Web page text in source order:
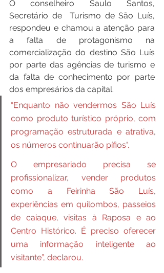
O conselheiro Saulo Santos,
Secretário de  Turismo de São Luís,
respondeu e chamou a atenção para
a falta de protagonismo na
comercialização do destino São Luís
por parte das agências de turismo e
da falta de conhecimento por parte
dos empresários da capital.
“Enquanto não vendermos São Luís
como produto turístico próprio, com
programação estruturada e atrativa,
os números continuarão pífios".
O empresariado precisa se
profissionalizar, vender produtos
como a Feirinha São Luís,
experiências em quilombos, passeios
de caiaque, visitas à Raposa e ao
Centro Histórico. É preciso oferecer
uma informação inteligente ao
visitante”, declarou.